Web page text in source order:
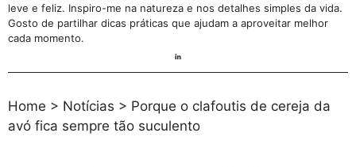
leve e feliz. Inspiro-me na natureza e nos detalhes simples da vida.
Gosto de partilhar dicas práticas que ajudam a aproveitar melhor
cada momento.
Home > Notícias > Porque o clafoutis de cereja da
avó fica sempre tão suculento